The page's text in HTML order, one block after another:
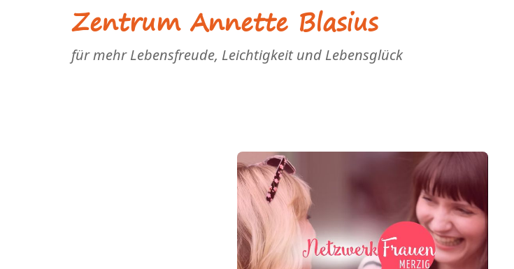
Zentrum Annette Blasius
für mehr Lebensfreude, Leichtigkeit und Lebensglück